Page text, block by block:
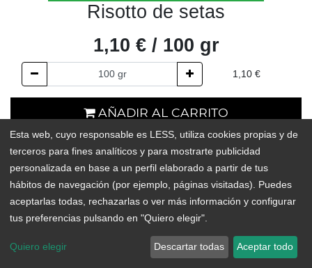
Risotto de setas
1,10 € / 100 gr
1,10 €
AÑADIR AL CARRITO
En existencias
Add to Wishlist
Mezcla de arroz con vegetales deshidratados y boletus, ideal
para preparar una sabrosa comida en pocos minutos.
Esta web, cuyo responsable es LESS, utiliza cookies propias y de
terceros para fines analíticos y para mostrarte publicidad
personalizada en base a un perfil elaborado a partir de tus
hábitos de navegación (por ejemplo, páginas visitadas). Puedes
aceptarlas todas, rechazarlas o ver más información y configurar
tus preferencias pulsando en "Quiero elegir".
Quiero elegir Descartar todas Aceptar todo